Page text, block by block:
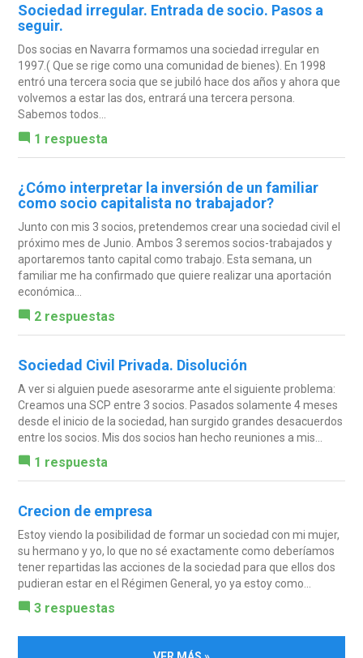
Sociedad irregular. Entrada de socio. Pasos a
seguir.
Dos socias en Navarra formamos una sociedad irregular en
1997.( Que se rige como una comunidad de bienes). En 1998
entró una tercera socia que se jubiló hace dos años y ahora que
volvemos a estar las dos, entrará una tercera persona.
Sabemos todos...
1 respuesta
¿Cómo interpretar la inversión de un familiar
como socio capitalista no trabajador?
Junto con mis 3 socios, pretendemos crear una sociedad civil el
próximo mes de Junio. Ambos 3 seremos socios-trabajados y
aportaremos tanto capital como trabajo. Esta semana, un
familiar me ha confirmado que quiere realizar una aportación
económica...
2 respuestas
Sociedad Civil Privada. Disolución
A ver si alguien puede asesorarme ante el siguiente problema:
Creamos una SCP entre 3 socios. Pasados solamente 4 meses
desde el inicio de la sociedad, han surgido grandes desacuerdos
entre los socios. Mis dos socios han hecho reuniones a mis...
1 respuesta
Crecion de empresa
Estoy viendo la posibilidad de formar un sociedad con mi mujer,
su hermano y yo, lo que no sé exactamente como deberíamos
tener repartidas las acciones de la sociedad para que ellos dos
pudieran estar en el Régimen General, yo ya estoy como...
3 respuestas